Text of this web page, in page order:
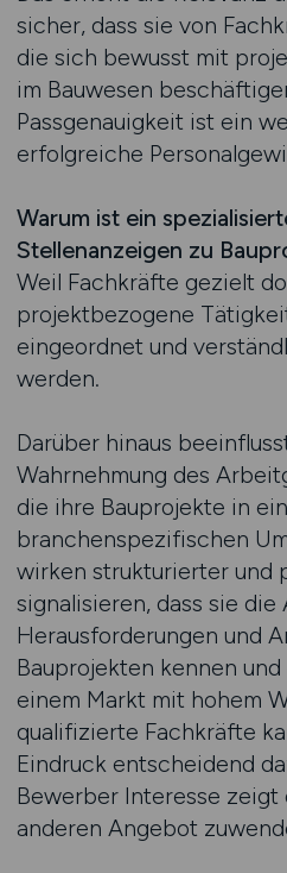
sicher, dass sie von
die sich bewusst mit
im Bauwesen
Passgenauigkeit ist ein
erfolgreiche
Warum ist ein
Stellenanzeigen zu
Weil Fachkräfte gezielt
projektbezogene
eingeordnet und
werden.
Darüber hinaus
Wahrnehmung des
die ihre Bauprojekte in
branchenspezifischen
wirken strukturierter und
signalisieren, dass sie die
Herausforderungen und
Bauprojekten kennen
einem Markt mit hohem
qualifizierte Fachkräfte
Eindruck entscheidend
Bewerber Interesse zeigt
anderen Angebot